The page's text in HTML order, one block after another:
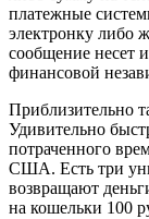
платежные
электронку либо
сообщение несет
финансовой
Приблизительно
Удивительно
потраченного
США. Есть три
возвращают
на кошельки 100